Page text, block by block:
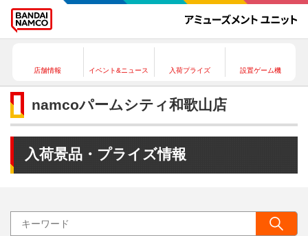
店舗情報 イベント&ニュース 入荷プライズ 設置ゲーム機
namcoパームシティ和歌山店
入荷景品・プライズ情報